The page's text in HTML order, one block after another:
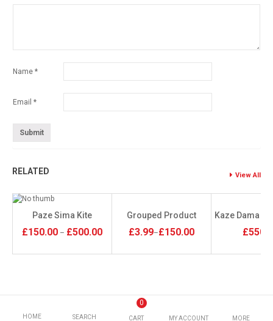
Name *
Email *
RELATED View All
Paze Sima Kite
£150.00– £500.00
Grouped Product
£3.99–£150.00
Kaze Dama
£
HOME SEARCH
0
CART MY ACCOUNT MORE